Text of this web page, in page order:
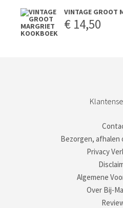
VINTAGE GROOT
€ 14,50
Bezorgen,
Privacy
Algemene
Over Bij-